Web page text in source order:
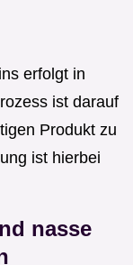
erfolgt in
ist darauf
Produkt zu
ist hierbei
nasse